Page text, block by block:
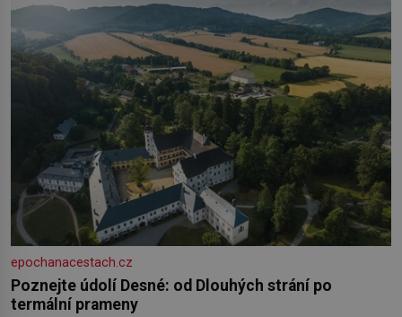
epochanacestach.cz
Poznejte údolí Desné: od Dlouhých strání po
termální prameny